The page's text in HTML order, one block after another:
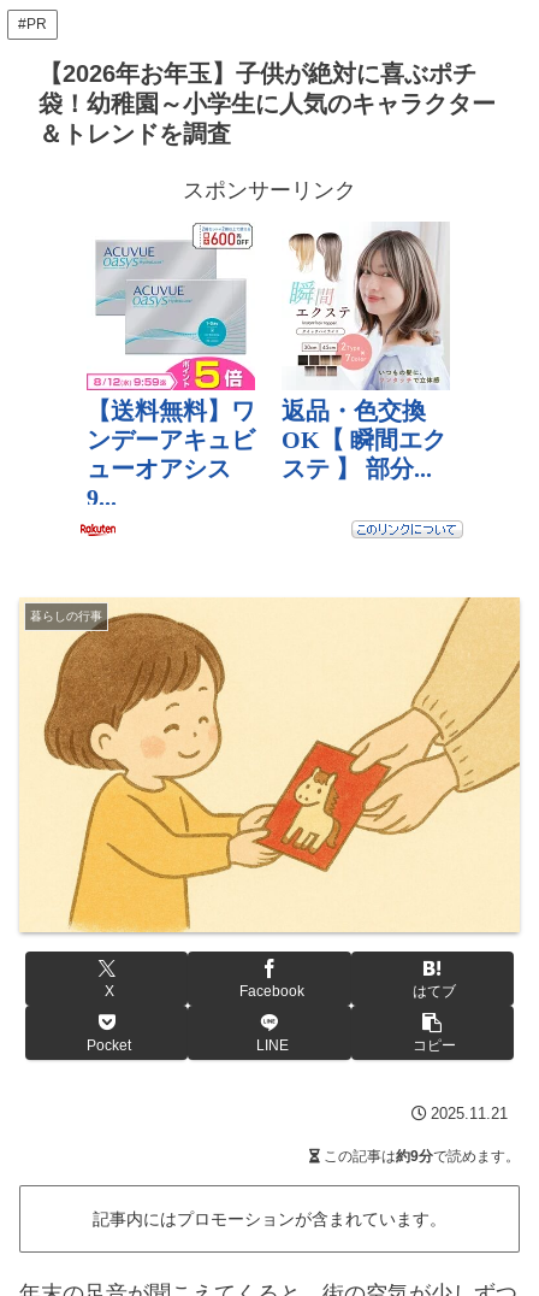
#PR
【2026年お年玉】子供が絶対に喜ぶポチ
袋！幼稚園～小学生に人気のキャラクター
＆トレンドを調査
スポンサーリンク
暮らしの行事
X Facebook はてブ
Pocket LINE コピー
2025.11.21
この記事は約9分で読めます。
記事内にはプロモーションが含まれています。